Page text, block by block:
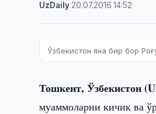
UzDaily 20.07.2016 ·14:52
Ўзбекистон яна бир бор
Тошкент, Ўзбекистон
муаммоларни кичик ва